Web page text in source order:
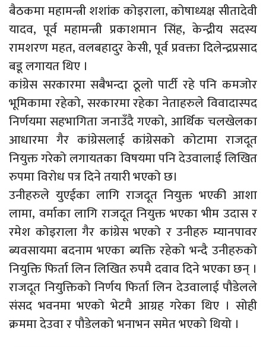
बैठकमा महामन्त्री शशांक कोइराला, कोषाध्यक्ष सीतादेवी
यादव, पूर्व महामन्त्री प्रकाशमान सिंह, केन्द्रीय सदस्य
रामशरण महत, वलबहादुर केसी, पूर्व प्रवक्ता दिलेन्द्रप्रसाद
बडू लगायत थिए ।
कांग्रेस सरकारमा सबैभन्दा ठूलो पार्टी रहे पनि कमजोर
भूमिकामा रहेको, सरकारमा रहेका नेताहरुले विवादास्पद
निर्णयमा सहभागिता जनाउँदै गएको, आर्थिक चलखेलका
आधारमा गैर कांग्रेसलाई कांग्रेसको कोटामा राजदूत
नियुक्त गरेको लगायतका विषयमा पनि देउवालाई लिखित
रुपमा विरोध पत्र दिने तयारी भएको छ।
उनीहरुले युएईका लागि राजदूत नियुक्त भएकी आशा
लामा, वर्माका लागि राजदूत नियुक्त भएका भीम उदास र
रमेश कोइराला गैर कांग्रेस भएको र उनीहरु म्यानपावर
ब्यवसायमा बदनाम भएका ब्यक्ति रहेको भन्दै उनीहरुको
नियुक्ति फिर्ता लिन लिखित रुपमै दवाव दिने भएका छन् ।
राजदूत नियुक्तिको निर्णय फिर्ता लिन देउवालाई पौडेलले
संसद भवनमा भएको भेटमै आग्रह गरेका थिए । सोही
क्रममा देउवा र पौडेलको भनाभन समेत भएको थियो ।